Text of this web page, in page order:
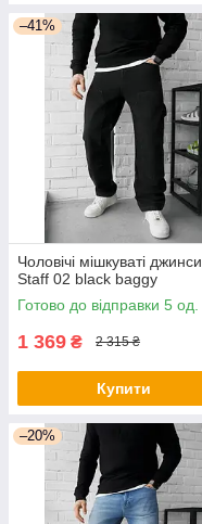
–41%
Чоловічі мішкуваті джинси
Staff 02 black baggy
Готово до відправки 5 од.
1 369 ₴ 2 315 ₴
Купити
–20%